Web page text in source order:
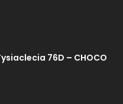
76D – CHOCO